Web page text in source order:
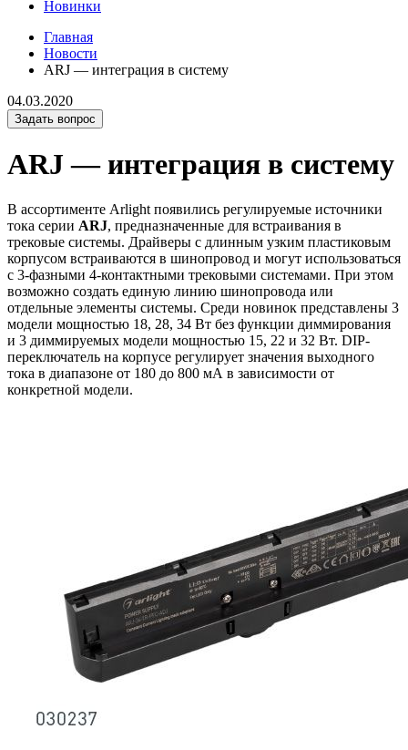
Новинки
Главная
Новости
ARJ — интеграция в систему
04.03.2020
Задать вопрос
ARJ — интеграция в систему
В ассортименте Arlight появились регулируемые источники
тока серии ARJ, предназначенные для встраивания в
трековые системы. Драйверы с длинным узким пластиковым
корпусом встраиваются в шинопровод и могут использоваться
с 3-фазными 4-контактными трековыми системами. При этом
возможно создать единую линию шинопровода или
отдельные элементы системы. Среди новинок представлены 3
модели мощностью 18, 28, 34 Вт без функции диммирования
и 3 диммируемых модели мощностью 15, 22 и 32 Вт. DIP-
переключатель на корпусе регулирует значения выходного
тока в диапазоне от 180 до 800 мА в зависимости от
конкретной модели.